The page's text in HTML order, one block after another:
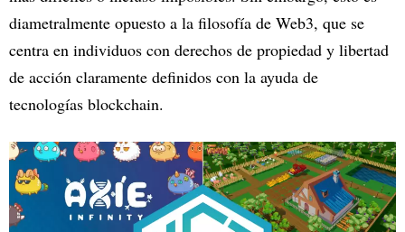
diametralmente opuesto a la filosofía de Web3, que se
centra en individuos con derechos de propiedad y libertad
de acción claramente definidos con la ayuda de
tecnologías blockchain.